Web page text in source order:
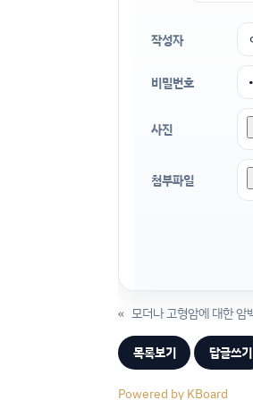
작성자
비밀번호
사진
첨부파일
« 모더나 고형암에 대한 암
목록보기 답글쓰기
Powered by KBoard